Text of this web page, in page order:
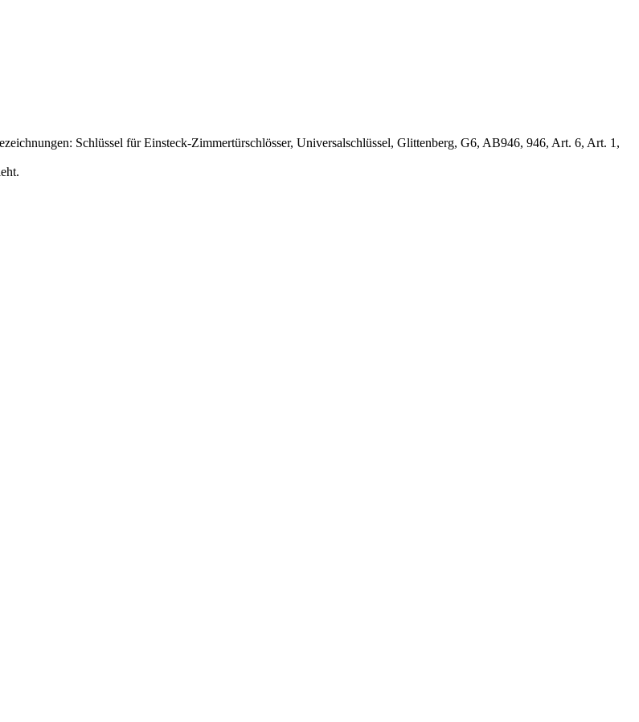
Schlüssel für Einsteck-Zimmertürschlösser, Universalschlüssel, Glittenberg, G6, AB946, 946, Art. 6, Art. 1,